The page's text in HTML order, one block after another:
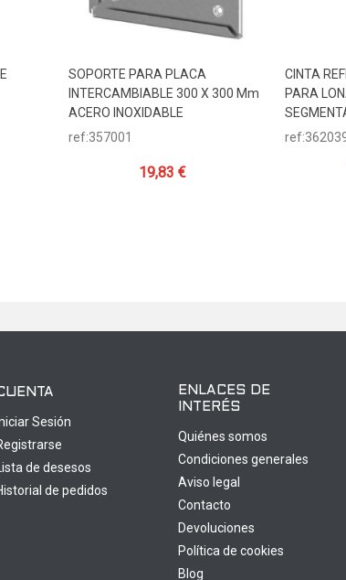
Añadir Al Carrito
SOPORTE PARA PLACA
INTERCAMBIABLE 300 X 300 Mm
ACERO INOXIDABLE
ref:357001
19,83 €
CINTA
PARA
Sesión
de desesos
de pedidos
ENLACES DE
INTERÉS
Quiénes somos
Condiciones generales
Aviso legal
Contacto
Devoluciones
Política de cookies
Blog